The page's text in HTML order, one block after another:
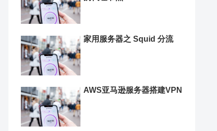
家用服务器之 Squid 分流
AWS亚马逊服务器搭建VPN